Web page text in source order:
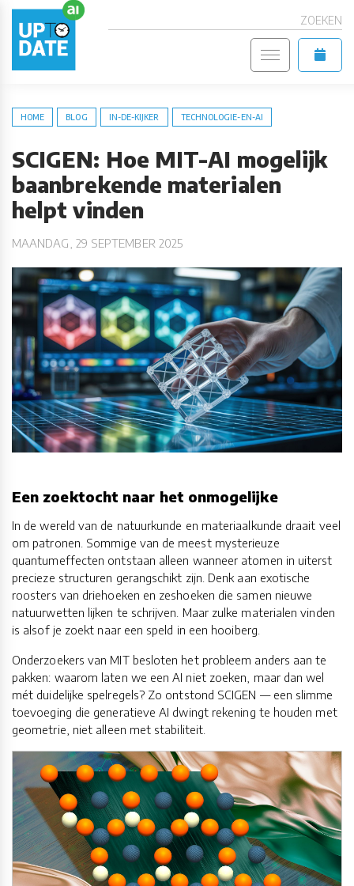
ZOEKEN
HOME BLOG IN-DE-KIJKER TECHNOLOGIE-EN-AI
SCIGEN: Hoe MIT-AI mogelijk
baanbrekende materialen
helpt vinden
MAANDAG, 29 SEPTEMBER 2025
Een zoektocht naar het onmogelijke
In de wereld van de natuurkunde en materiaalkunde draait veel
om patronen. Sommige van de meest mysterieuze
quantumeffecten ontstaan alleen wanneer atomen in uiterst
precieze structuren gerangschikt zijn. Denk aan exotische
roosters van driehoeken en zeshoeken die samen nieuwe
natuurwetten lijken te schrijven. Maar zulke materialen vinden
is alsof je zoekt naar een speld in een hooiberg.
Onderzoekers van MIT besloten het probleem anders aan te
pakken: waarom laten we een AI niet zoeken, maar dan wel
mét duidelijke spelregels? Zo ontstond SCIGEN — een slimme
toevoeging die generatieve AI dwingt rekening te houden met
geometrie, niet alleen met stabiliteit.